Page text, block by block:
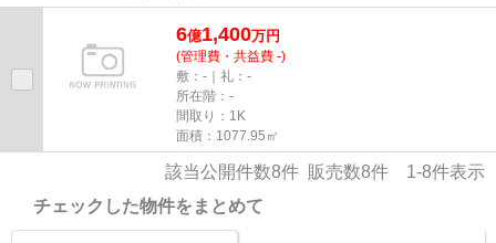
6億1,400万円
(管理費・共益費 -)
敷：-｜礼：-
所在階：-
間取り：1K
面積：1077.95㎡
該当公開件数8件 販売数8件 1-8件表示
チェックした物件をまとめて